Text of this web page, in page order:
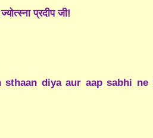
प्रदीप जी!
diya aur aap sabhi ne